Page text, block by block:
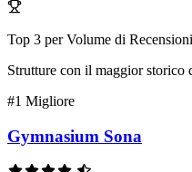
Top 3 per Volume di
Strutture con il maggior
#1 Migliore
Gymnasium Sona